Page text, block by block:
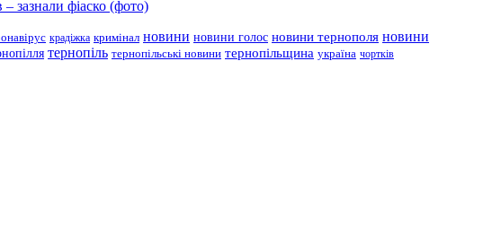
зазнали фіаско (фото)
крадіжка кримінал новини новини голос новини тернополя новини
тернопіль тернопільські новини тернопільщина україна чортків